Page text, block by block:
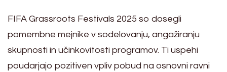
FIFA Grassroots Festivals 2025 so dosegli
pomembne mejnike v sodelovanju, angažiranju
skupnosti in učinkovitosti programov. Ti uspehi
poudarjajo pozitiven vpliv pobud na osnovni ravni